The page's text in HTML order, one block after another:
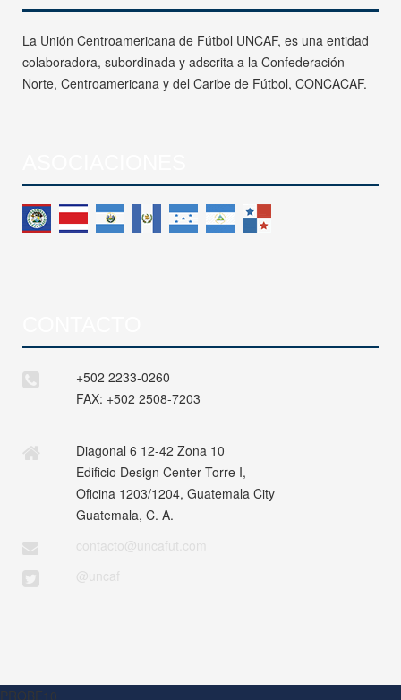
La Unión Centroamericana de Fútbol UNCAF, es una entidad
colaboradora, subordinada y adscrita a la Confederación
Norte, Centroamericana y del Caribe de Fútbol, CONCACAF.
+502 2233-0260
FAX: +502 2508-7203
Diagonal 6 12-42 Zona 10
Edificio Design Center Torre I,
Oficina 1203/1204, Guatemala City
Guatemala, C. A.
contacto@uncafut.com
@uncaf